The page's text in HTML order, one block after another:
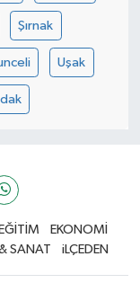
Şırnak
Uşak
EĞİTİM
EKONOMİ
SANAT iLÇEDEN